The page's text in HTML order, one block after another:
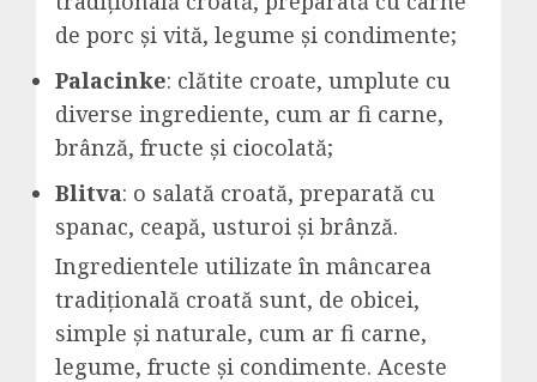
de porc și vită, legume și condimente;
Palacinke: clătite croate, umplute cu
diverse ingrediente, cum ar fi carne,
brânză, fructe și ciocolată;
Blitva: o salată croată, preparată cu
spanac, ceapă, usturoi și brânză.
Ingredientele utilizate în mâncarea
tradițională croată sunt, de obicei,
simple și naturale, cum ar fi carne,
legume, fructe și condimente. Aceste